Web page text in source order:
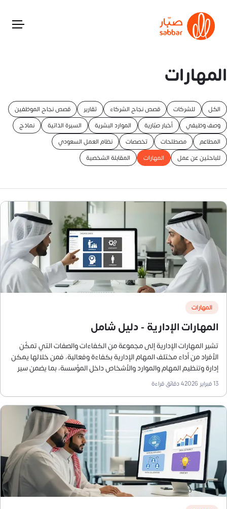
المهارات
الكل للشركات قصص نجاح الشركاء تقارير
قصص نجاح الموظفين
وصف وظيفي
أخبار صبّارية الموارد البشرية السيرة الذاتية
نماذج
المطاعم
مصطلحات تخصصات
نظام العمل السعودي
للباحثين عن عمل
المهارات المقابلة الشخصية
المهارات
المهارات الإدارية - دليل شامل
تشير المهارات الإدارية إلى مجموعة من الكفاءات والصفات التي تمكّن
الأفراد من أداء مختلف المهام الإدارية بكفاءة وفعالية، فمن خلالها يمكن
إدارة وتنظيم المهام والموارد والأشخاص داخل المؤسسة، بما يضمن سير
العمليات بسلاسة ودعم الأهداف العامة للأعمال.
13 فبراير 2026 4دقائق قراءة